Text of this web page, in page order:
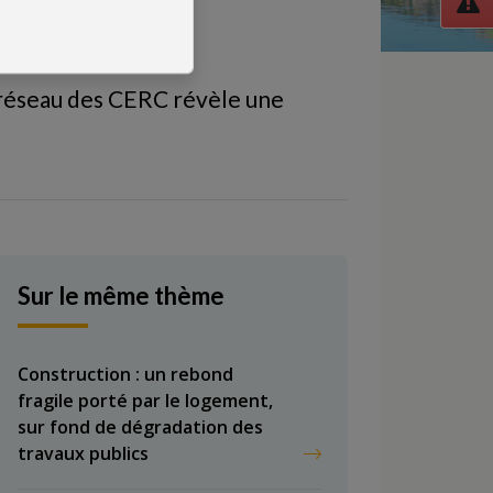
des CERC révèle une
Sur le même thème
Construction : un rebond
fragile porté par le logement,
sur fond de dégradation des
travaux publics